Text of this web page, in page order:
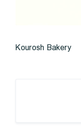
Kourosh Bakery